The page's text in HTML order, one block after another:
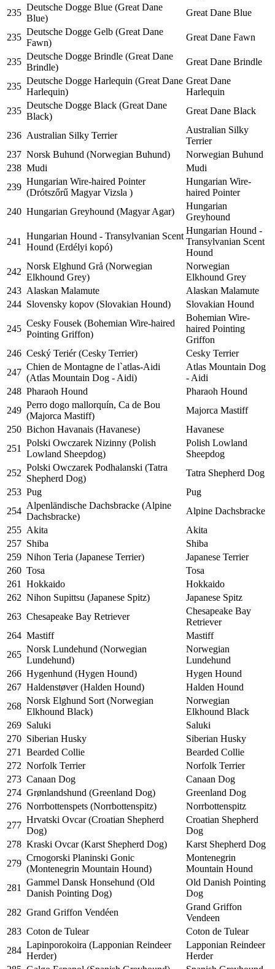
235
Deutsche Dogge Blue (Great Dane
Blue)
Great Dane Blue
235
Deutsche Dogge Gelb (Great Dane
Fawn)
Great Dane Fawn
235
Deutsche Dogge Brindle (Great Dane
Brindle)
Great Dane Brindle
235
Deutsche Dogge Harlequin (Great Dane
Harlequin)
Great Dane
Harlequin
235
Deutsche Dogge Black (Great Dane
Black)
Great Dane Black
236 Australian Silky Terrier
Australian Silky
Terrier
237 Norsk Buhund (Norwegian Buhund)
Norwegian Buhund
238 Mudi
Mudi
239
Hungarian Wire-haired Pointer
(Drótszőrű Magyar Vizsla )
Hungarian Wire-
haired Pointer
240 Hungarian Greyhound (Magyar Agar)
Hungarian
Greyhound
241
Hungarian Hound - Transylvanian Scent
Hound (Erdélyi kopó)
Hungarian Hound -
Transylvanian Scent
Hound
242
Norsk Elghund Grå (Norwegian
Elkhound Grey)
Norwegian
Elkhound Grey
243 Alaskan Malamute
Alaskan Malamute
244 Slovensky kopov (Slovakian Hound) Slovakian Hound
245
Cesky Fousek (Bohemian Wire-haired
Pointing Griffon)
Bohemian Wire-
haired Pointing
Griffon
246 Ceský Teriér (Cesky Terrier)
Cesky Terrier
247
Chien de Montagne de l`atlas-Aidi
(Atlas Mountain Dog - Aidi)
Atlas Mountain Dog
- Aidi
248 Pharaoh Hound
Pharaoh Hound
249
Perro dogo mallorquín, Ca de Bou
(Majorca Mastiff)
Majorca Mastiff
250 Bichon Havanais (Havanese)
Havanese
251
Polski Owczarek Nizinny (Polish
Lowland Sheepdog)
Polish Lowland
Sheepdog
252
Polski Owczarek Podhalanski (Tatra
Shepherd Dog)
Tatra Shepherd Dog
253 Pug
Pug
254
Alpenländische Dachsbracke (Alpine
Dachsbracke)
Alpine Dachsbracke
255 Akita
Akita
257 Shiba
Shiba
259 Nihon Teria (Japanese Terrier)
Japanese Terrier
260 Tosa
Tosa
261
Hokkaido
Hokkaido
262 Nihon Supittsu (Japanese Spitz)
Japanese Spitz
263 Chesapeake Bay Retriever
Chesapeake Bay
Retriever
264 Mastiff
Mastiff
265
Norsk Lundehund (Norwegian
Lundehund)
Norwegian
Lundehund
266 Hygenhund (Hygen Hound)
Hygen Hound
267 Haldenstøver (Halden Hound)
Halden Hound
268
Norsk Elghund Sort (Norwegian
Elkhound Black)
Norwegian
Elkhound Black
269 Saluki
Saluki
270 Siberian Husky
Siberian Husky
271
Bearded Collie
Bearded Collie
272 Norfolk Terrier
Norfolk Terrier
273 Canaan Dog
Canaan Dog
274 Grønlandshund (Greenland Dog)
Greenland Dog
276 Norrbottenspets (Norrbottenspitz)
Norrbottenspitz
277
Hrvatski Ovcar (Croatian Shepherd
Dog)
Croatian Shepherd
Dog
278 Kraski Ovcar (Karst Shepherd Dog)
Karst Shepherd Dog
279
Crnogorski Planinski Gonic
(Montenegrin Mountain Hound)
Montenegrin
Mountain Hound
281
Gammel Dansk Honsehund (Old
Danish Pointing Dog)
Old Danish Pointing
Dog
282 Grand Griffon Vendéen
Grand Griffon
Vendeen
283 Coton de Tulear
Coton de Tulear
284
Lapinporokoira (Lapponian Reindeer
Herder)
Lapponian Reindeer
Herder